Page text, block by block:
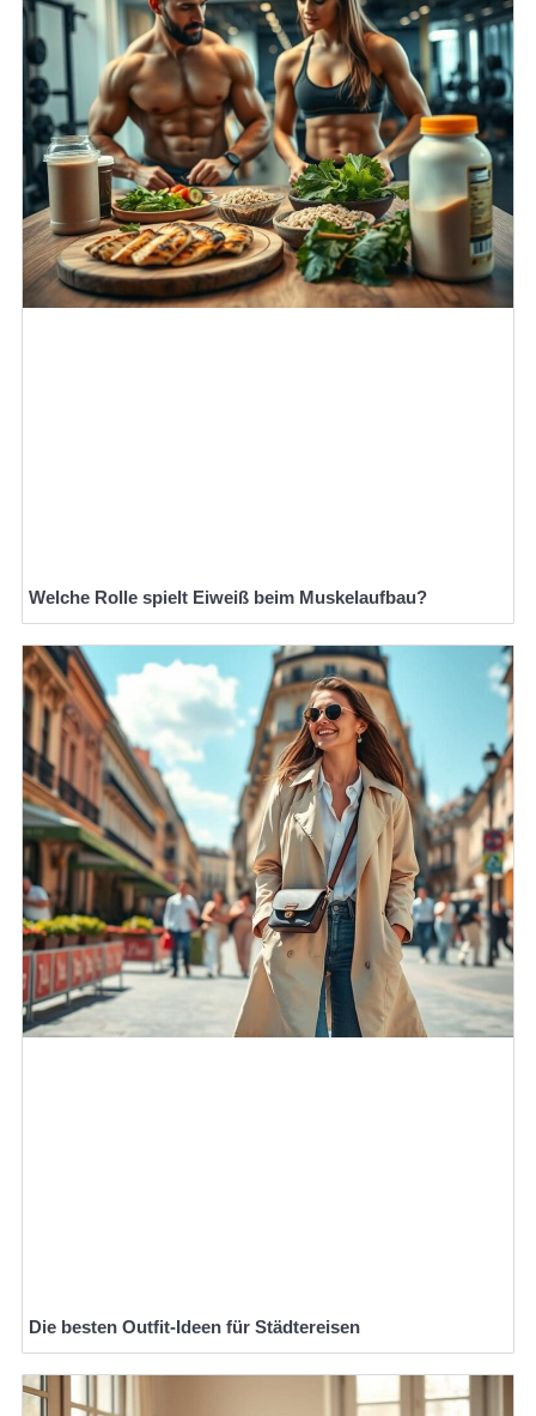
Welche Rolle spielt Eiweiß beim Muskelaufbau?
Die besten Outfit-Ideen für Städtereisen